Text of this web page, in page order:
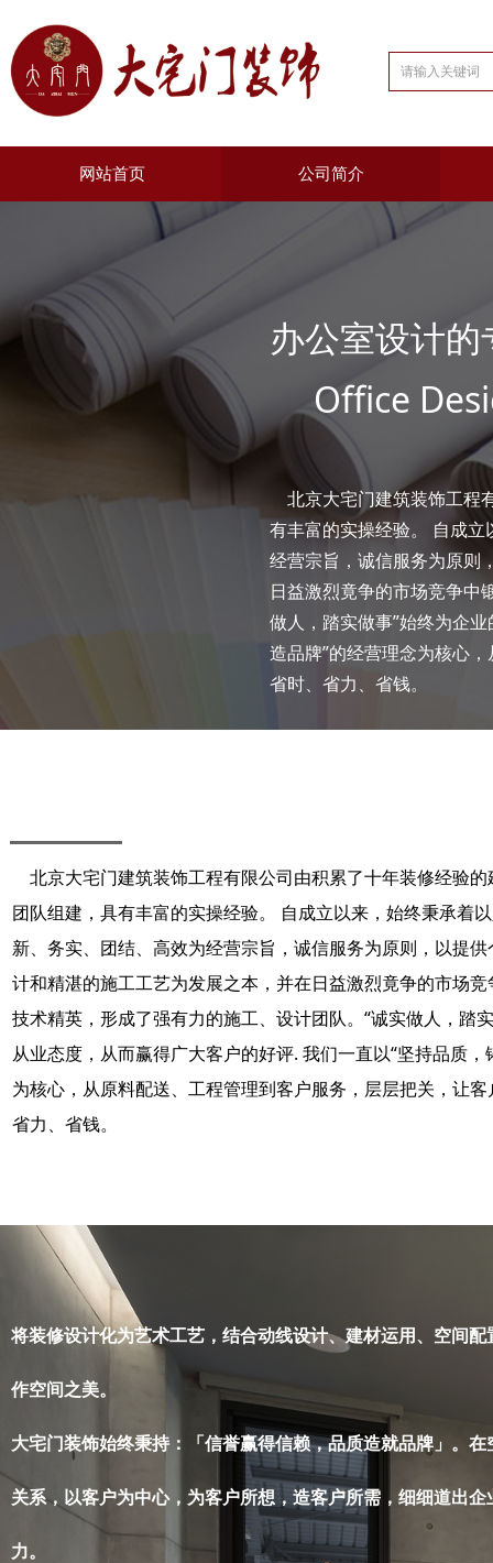
网站首页 公司简介
北京大宅门建筑装饰工程有限公司由积累了十年装修经验
团队组建，具有丰富的实操经验。 自成立以来，始终秉承着
新、务实、团结、高效为经营宗旨，诚信服务为原则，以提
计和精湛的施工工艺为发展之本，并在日益激烈竟争的市场
技术精英，形成了强有力的施工、设计团队。“诚实做人，踏
从业态度，从而赢得广大客户的好评. 我们一直以“坚持品质，
为核心，从原料配送、工程管理到客户服务，层层把关，让
省力、省钱。
办公室设计
Office
北京大宅门建筑装饰工程
有丰富的实操经验。 自成
经营宗旨，诚信服务为原则
日益激烈竟争的市场竞争中
做人，踏实做事”始终为企
造品牌”的经营理念为核心
省时、省力、省钱。
将装修设计化为艺术工艺，结合动线设计、建材运用、空间
作空间之美。
大宅门装饰始终秉持：「信誉赢得信赖，品质造就品牌」。 在
关系，以客户为中心，为客户所想，造客户所需，细细道出
力。